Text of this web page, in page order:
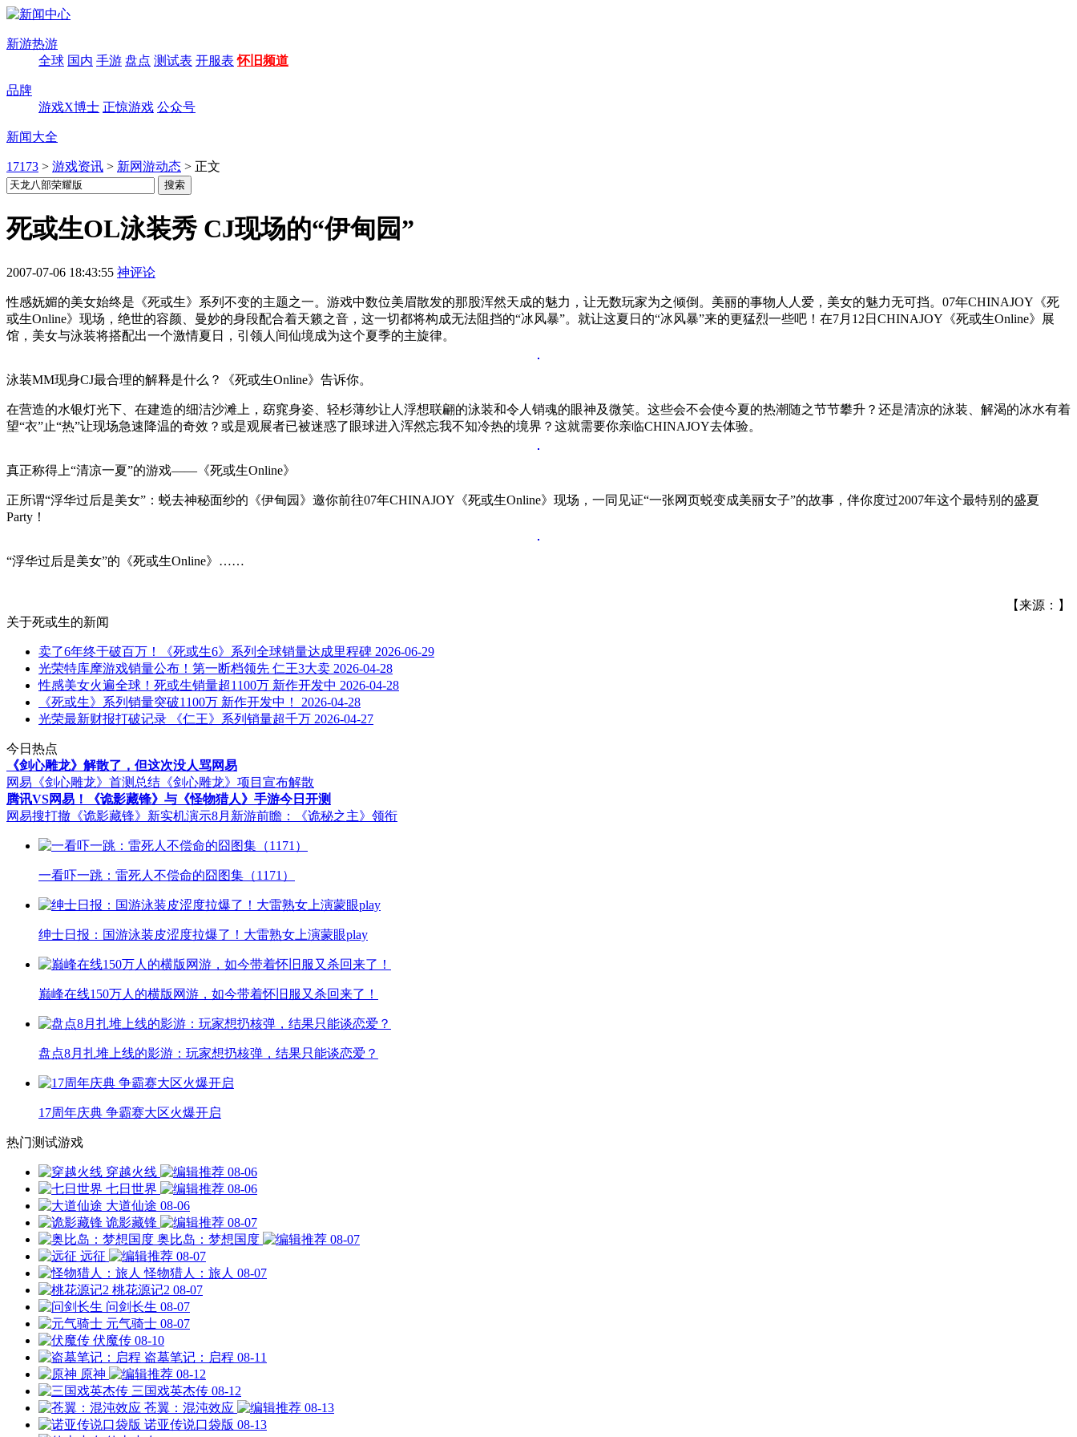
新游热游
全球 国内 手游 盘点 测试表 开服表 怀旧频道
品牌
游戏X博士 正惊游戏 公众号
新闻大全
17173 > 游戏资讯 > 新网游动态 > 正文
死或生OL泳装秀 CJ现场的“伊甸园”
2007-07-06 18:43:55 神评论
性感妩媚的美女始终是《死或生》系列不变的主题之一。游戏中数位美眉散发的那股浑然天成的魅力，让无数玩家为之倾倒。美丽的事物人人爱，美女的魅力无可挡。07年CHINAJOY《死
或生Online》现场，绝世的容颜、曼妙的身段配合着天籁之音，这一切都将构成无法阻挡的“冰风暴”。就让这夏日的“冰风暴”来的更猛烈一些吧！在7月12日CHINAJOY《死或生Online》展
馆，美女与泳装将搭配出一个激情夏日，引领人间仙境成为这个夏季的主旋律。
泳装MM现身CJ最合理的解释是什么？《死或生Online》告诉你。
在营造的水银灯光下、在建造的细洁沙滩上，窈窕身姿、轻杉薄纱让人浮想联翩的泳装和令人销魂的眼神及微笑。这些会不会使今夏的热潮随之节节攀升？还是清凉的泳装、解渴的冰水有着
望“衣”止“热”让现场急速降温的奇效？或是观展者已被迷惑了眼球进入浑然忘我不知冷热的境界？这就需要你亲临CHINAJOY去体验。
真正称得上“清凉一夏”的游戏——《死或生Online》
正所谓“浮华过后是美女”：蜕去神秘面纱的《伊甸园》邀你前往07年CHINAJOY《死或生Online》现场，一同见证“一张网页蜕变成美丽女子”的故事，伴你度过2007年这个最特别的盛夏
Party！
“浮华过后是美女”的《死或生Online》……
【来源：】
关于死或生的新闻
卖了6年终于破百万！《死或生6》系列全球销量达成里程碑 2026-06-29
光荣特库摩游戏销量公布！第一断档领先 仁王3大卖 2026-04-28
性感美女火遍全球！死或生销量超1100万 新作开发中 2026-04-28
《死或生》系列销量突破1100万 新作开发中！
2026-04-28
光荣最新财报打破记录 《仁王》系列销量超千万 2026-04-27
今日热点
《剑心雕龙》解散了，但这次没人骂网易
网易《剑心雕龙》首测总结 《剑心雕龙》项目宣布解散
腾讯VS网易！《诡影藏锋》与《怪物猎人》手游今日开测
网易搜打撤《诡影藏锋》新实机演示8月新游前瞻：《诡秘之主》领衔
一看吓一跳：雷死人不偿命的囧图集（1171）
绅士日报：国游泳装皮涩度拉爆了！大雷熟女上演蒙眼play
巅峰在线150万人的横版网游，如今带着怀旧服又杀回来了！
盘点8月扎堆上线的影游：玩家想扔核弹，结果只能谈恋爱？
17周年庆典 争霸赛大区火爆开启
热门测试游戏
穿越火线
08-06
七日世界
08-06
大道仙途 08-06
诡影藏锋
08-07
奥比岛：梦想国度
08-07
远征
08-07
怪物猎人：旅人 08-07
桃花源记2 08-07
问剑长生 08-07
元气骑士 08-07
伏魔传 08-10
盗墓笔记：启程 08-11
原神
08-12
三国戏英杰传 08-12
苍翼：混沌效应
08-13
诺亚传说口袋版 08-13